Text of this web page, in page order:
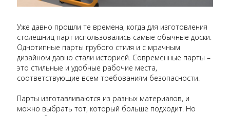
Уже давно прошли те времена, когда для изготовления
столешниц парт использовались самые обычные доски.
Однотипные парты грубого стиля и с мрачным
дизайном давно стали историей. Современные парты –
это стильные и удобные рабочие места,
соответствующие всем требованиям безопасности.
Парты изготавливаются из разных материалов, и
можно выбрать тот, который больше подходит. Но